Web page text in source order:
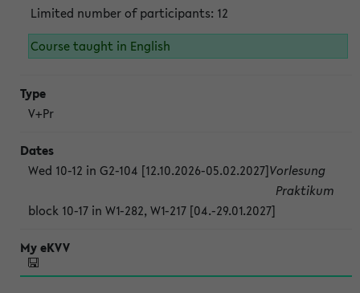
Limited number of participants: 12
Course taught in English
V+Pr
Wed 10-12 in G2-104 [12.10.2026-05.02.2027]Vorlesung
block 10-17 in W1-282, W1-217 [04.-29.01.2027]
Praktikum